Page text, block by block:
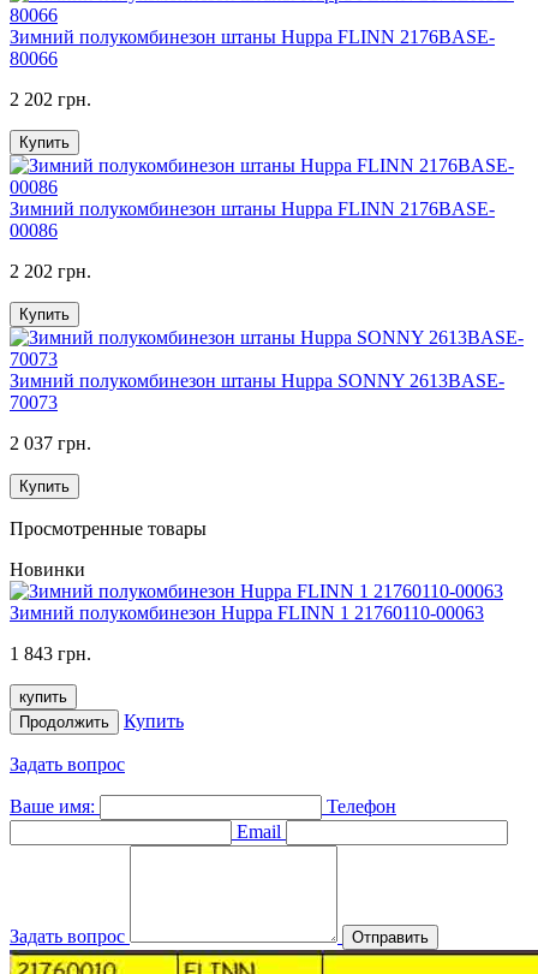
Зимний полукомбинезон штаны Huppa FLINN 2176BASE-
80066
2 202 грн.
Купить
Зимний полукомбинезон штаны Huppa FLINN 2176BASE-
00086
2 202 грн.
Купить
Зимний полукомбинезон штаны Huppa SONNY 2613BASE-
70073
2 037 грн.
Купить
Просмотренные товары
Новинки
Зимний полукомбинезон Huppa FLINN 1 21760110-00063
1 843 грн.
купить
Продолжить
Купить
Задать вопрос
Ваше имя:
Телефон
Email
Задать вопрос Отправить